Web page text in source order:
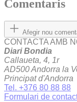
Comentaris
Afegir nou
CONTACTA AMB
Diari Bondia
Callaueta, 4, 1r
AD500 Andorra la
Principat d'Andorra
Tel. +376 80 88 88
Formulari de